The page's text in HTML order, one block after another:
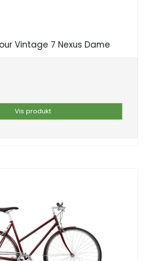
Vintage 7 Nexus Dame
Vis produkt